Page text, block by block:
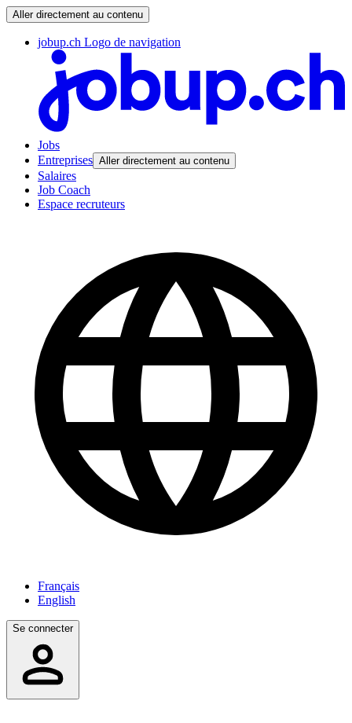
Aller directement au contenu
jobup.ch Logo de navigation
Jobs
Entreprises Aller directement au contenu
Salaires
Job Coach
Espace recruteurs
Français
English
Se connecter